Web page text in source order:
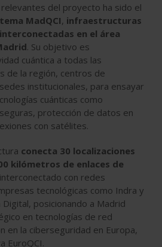
del proyecto ha sido el
MadQCI, infraestructuras
en el área
. Su objetivo es
cuántica a todas las
de la región, centros de
institucionales, para ensayar
cuánticas como
protección de datos en
con satélites.
conecta 30 localizaciones
kilómetros de enlaces de
con redes
tecnológicas como Indra y
posicionando a Madrid
en tecnologías de red
en la ciberseguridad en Europa,
EuroQCI.